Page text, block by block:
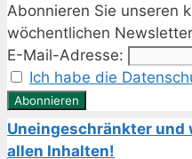
Abonnieren Sie unseren
wöchentlichen
E-Mail-Adresse:
Ich habe die
Uneingeschränkter und
allen Inhalten!